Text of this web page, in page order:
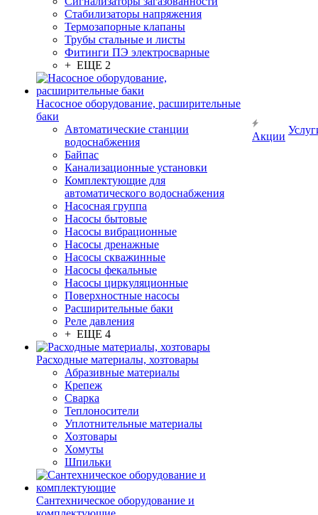
Стабилизаторы напряжения
Термозапорные клапаны
Трубы стальные и листы
Фитинги ПЭ электросварные
+ ЕЩЕ 2
Насосное оборудование, расширительные
баки
Автоматические станции
водоснабжения
Байпас
Канализационные установки
Комплектующие для
автоматического водоснабжения
Насосная группа
Насосы бытовые
Насосы вибрационные
Насосы дренажные
Насосы скважинные
Насосы фекальные
Насосы циркуляционные
Поверхностные насосы
Расширительные баки
Реле давления
+ ЕЩЕ 4
Расходные материалы, хозтовары
Абразивные материалы
Крепеж
Сварка
Теплоносители
Уплотнительные материалы
Хозтовары
Хомуты
Шпильки
Сантехническое оборудование и
Акции